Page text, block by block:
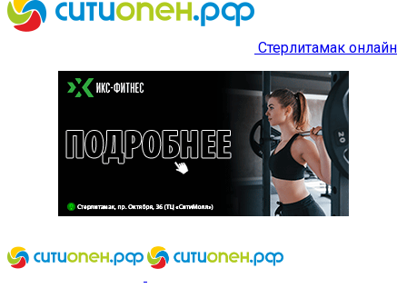
Стерлитамак онлайн